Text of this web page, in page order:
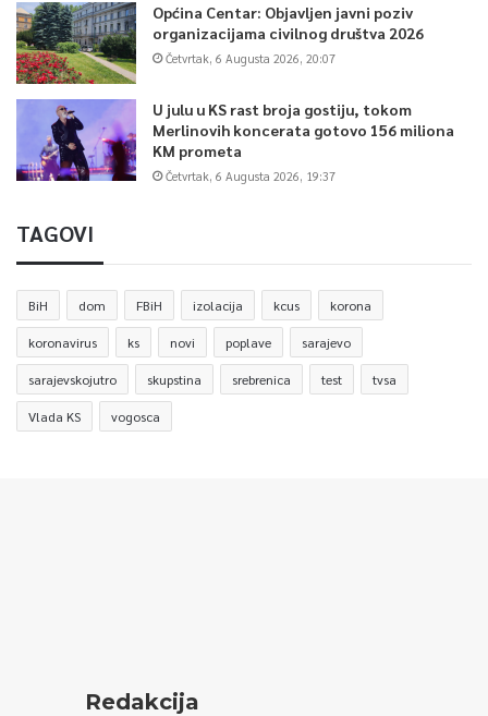
Općina Centar: Objavljen javni poziv
organizacijama civilnog društva 2026
Četvrtak, 6 Augusta 2026, 20:07
U julu u KS rast broja gostiju, tokom
Merlinovih koncerata gotovo 156 miliona
KM prometa
Četvrtak, 6 Augusta 2026, 19:37
TAGOVI
BiH dom FBiH izolacija kcus korona
koronavirus ks novi poplave sarajevo
sarajevskojutro skupstina srebrenica test tvsa
Vlada KS vogosca
Redakcija